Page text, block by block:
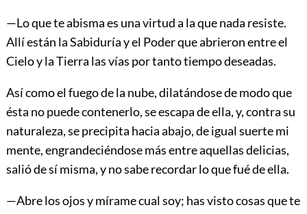
—Lo que te abisma es una virtud a la que nada resiste.
Allí están la Sabiduría y el Poder que abrieron entre el
Cielo y la Tierra las vías por tanto tiempo deseadas.
Así como el fuego de la nube, dilatándose de modo que
ésta no puede contenerlo, se escapa de ella, y, contra su
naturaleza, se precipita hacia abajo, de igual suerte mi
mente, engrandeciéndose más entre aquellas delicias,
salió de sí misma, y no sabe recordar lo que fué de ella.
—Abre los ojos y mírame cual soy; has visto cosas que te